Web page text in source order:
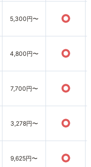
5,300円〜 ○
4,800円〜 ○
7,700円〜 ○
3,278円〜 ○
9,625円〜 ○